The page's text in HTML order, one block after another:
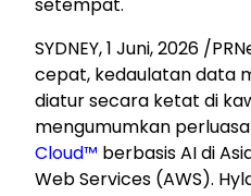
SYDNEY,1 Juni, 2026 /
cepat, kedaulatan data
diatur secara ketat di
mengumumkan
Cloud™ berbasis AI di
Web Services (AWS).